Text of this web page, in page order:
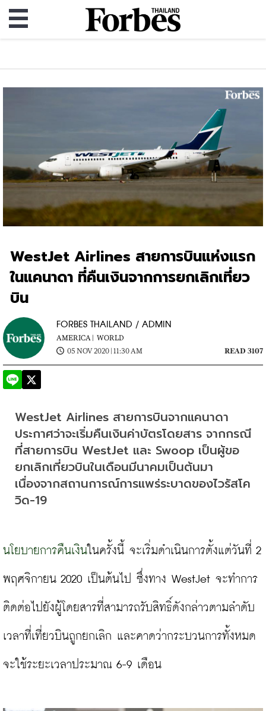
WestJet Airlines สายการบินแห่งแรก
ในแคนาดา ที่คืนเงินจากการยกเลิกเที่ยว
บิน
FORBES THAILAND / ADMIN
AMERICA | WORLD
05 NOV 2020 | 11:30 AM
READ 3107
WestJet Airlines สายการบินจากแคนาดา
ประกาศว่าจะเริ่มคืนเงินค่าบัตรโดยสาร จากกรณี
ที่สายการบิน WestJet และ Swoop เป็นผู้ขอ
ยกเลิกเที่ยวบินในเดือนมีนาคมเป็นต้นมา
เนื่องจากสถานการณ์การแพร่ระบาดของไวรัสโค
วิด-19
นโยบายการคืนเงิน ในครั้งนี้ จะเริ่มดำเนินการตั้งแต่วันที่ 2
พฤศจิกายน 2020 เป็นต้นไป ซึ่งทาง WestJet จะทำการ
ติดต่อไปยังผู้โดยสารที่สามารถรับสิทธิ์ดังกล่าวตามลำดับ
เวลาที่เที่ยวบินถูกยกเลิก และคาดว่ากระบวนการทั้งหมด
จะใช้ระยะเวลาประมาณ 6-9 เดือน